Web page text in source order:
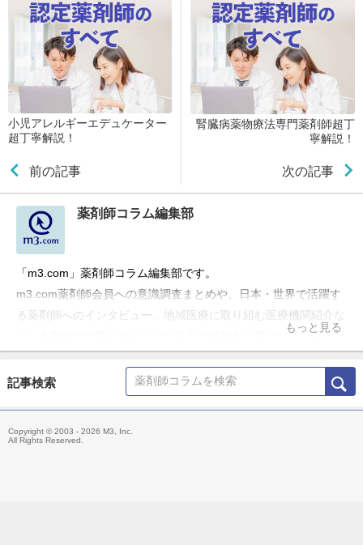
小児アレルギーエデュケーター
超丁寧解説！
前の記事
腎臓病薬物療法専門薬剤師超丁
寧解説！
次の記事
薬剤師コラム編集部
「m3.com」薬剤師コラム編集部です。
m3.com薬剤師会員への意識調査まとめや、日本・世界で活躍す
る薬剤師へのインタビュー、地域医療に取り組む医療機関紹介な
ど、薬剤師の仕事やキャリアに役立つ情報をお届けしています。
もっと見る
記事検索
Copyright © 2003 - 2026 M3, Inc.
All Rights Reserved.